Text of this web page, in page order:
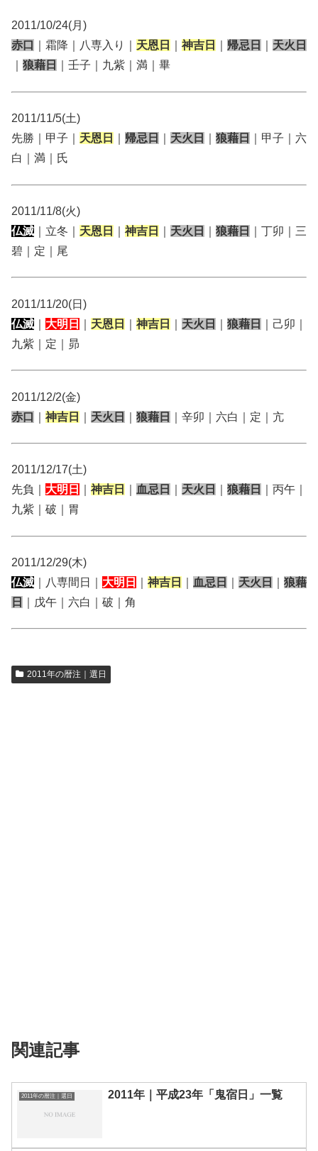
2011/10/24(月)
赤口
｜霜降｜八専入り｜ 天恩日 神吉日 帰忌日
天火日
狼藉日 ｜壬子｜九紫｜満｜畢
2011/11/5(土)
先勝｜甲子｜ 天恩日 帰忌日 天火日 狼藉日
｜甲子｜六
白｜満｜氏
2011/11/8(火)
仏滅 ｜立冬｜ 天恩日 神吉日 天火日 狼藉日
｜丁卯｜三
碧｜定｜尾
2011/11/20(日)
仏滅
大明日 天恩日 神吉日 天火日 狼藉日
｜己卯｜
九紫｜定｜昴
2011/12/2(金)
赤口
神吉日 天火日 狼藉日 ｜辛卯｜六白｜定｜亢
2011/12/17(土)
先負｜ 大明日 神吉日 血忌日 天火日 狼藉日
｜丙午｜
九紫｜破｜胃
2011/12/29(木)
仏滅 ｜八専間日｜ 大明日 神吉日 血忌日 天火日
狼藉
日
｜戊午｜六白｜破｜角
2011年の暦注｜選日
関連記事
2011年の暦注｜選日 2011年｜平成23年「鬼宿日」一覧